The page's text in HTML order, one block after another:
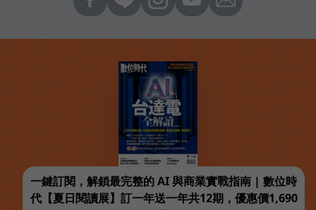
一鍵訂閱，解鎖最完整的 AI 與商業實戰指南 | 數位時
代【夏日閱讀展】訂一年送一年共12期，優惠價1,690